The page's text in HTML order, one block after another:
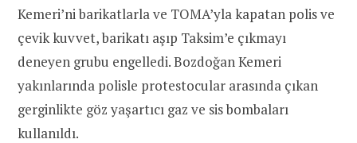
Kemeri’ni barikatlarla ve TOMA’yla kapatan polis ve
çevik kuvvet, barikatı aşıp Taksim’e çıkmayı
deneyen grubu engelledi. Bozdoğan Kemeri
yakınlarında polisle protestocular arasında çıkan
gerginlikte göz yaşartıcı gaz ve sis bombaları
kullanıldı.